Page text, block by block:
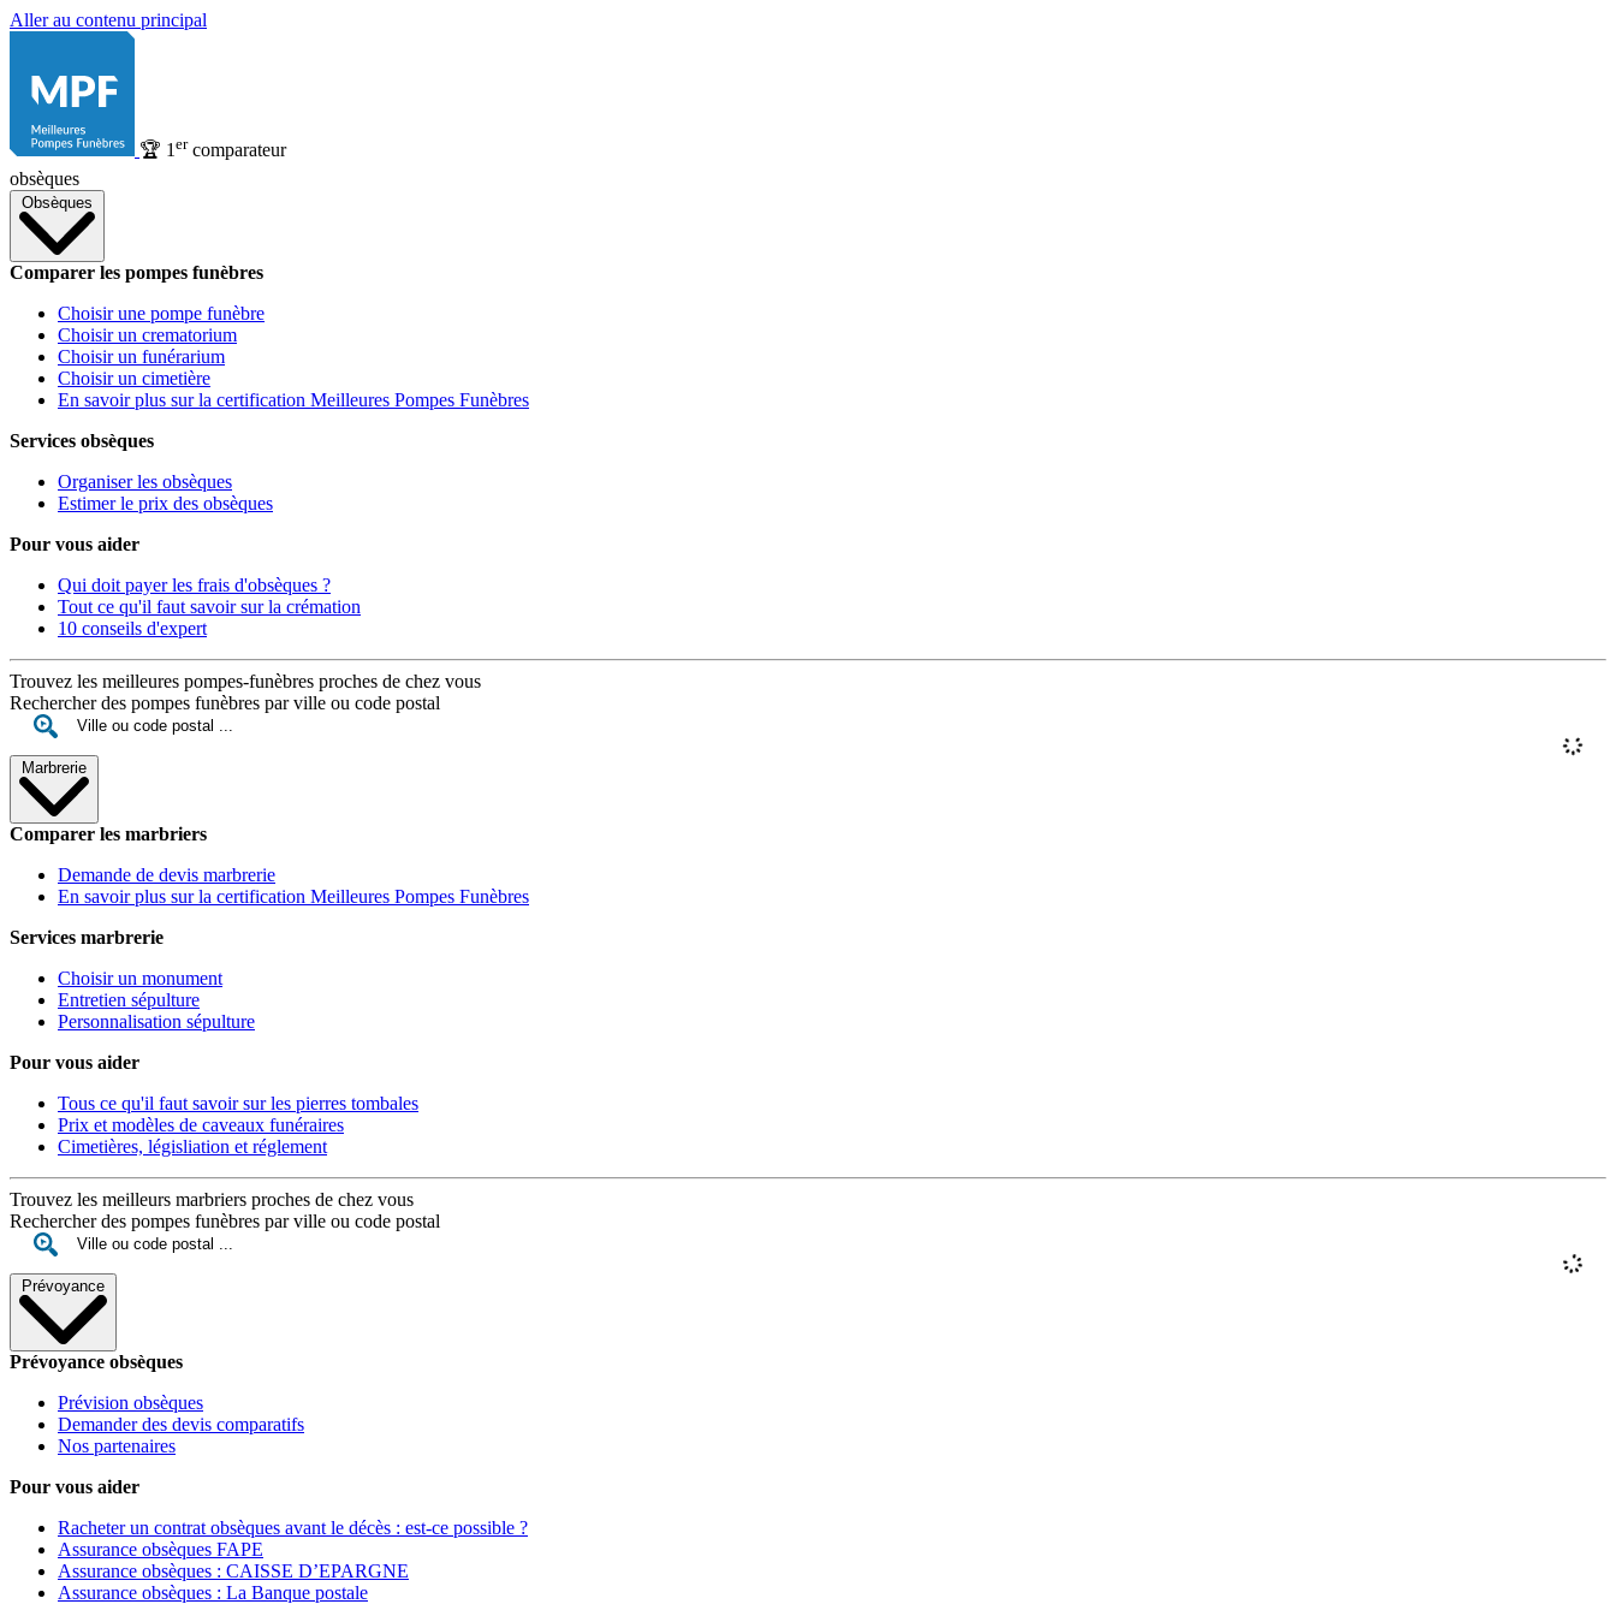
Aller au contenu principal
🏆 1 ercomparateur
obsèques
Obsèques
Comparer les pompes funèbres
Choisir une pompe funèbre
Choisir un crematorium
Choisir un funérarium
Choisir un cimetière
En savoir plus sur la certification Meilleures Pompes Funèbres
Services obsèques
Organiser les obsèques
Estimer le prix des obsèques
Pour vous aider
Qui doit payer les frais d'obsèques ?
Tout ce qu'il faut savoir sur la crémation
10 conseils d'expert
Trouvez les meilleures pompes-funèbres proches de chez vous
Rechercher des pompes funèbres par ville ou code postal
Marbrerie
Comparer les marbriers
Demande de devis marbrerie
En savoir plus sur la certification Meilleures Pompes Funèbres
Services marbrerie
Choisir un monument
Entretien sépulture
Personnalisation sépulture
Pour vous aider
Tous ce qu'il faut savoir sur les pierres tombales
Prix et modèles de caveaux funéraires
Cimetières, législiation et réglement
Trouvez les meilleurs marbriers proches de chez vous
Rechercher des pompes funèbres par ville ou code postal
Prévoyance
Prévoyance obsèques
Prévision obsèques
Demander des devis comparatifs
Nos partenaires
Pour vous aider
Racheter un contrat obsèques avant le décès : est-ce possible ?
Assurance obsèques FAPE
Assurance obsèques : CAISSE D’EPARGNE
Assurance obsèques : La Banque postale